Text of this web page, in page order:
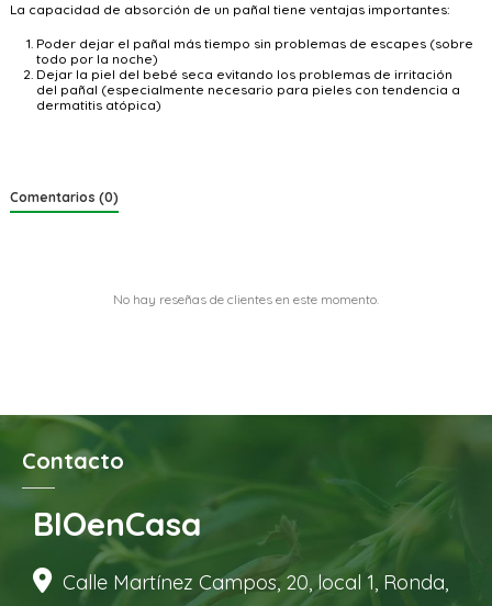
La capacidad de absorción de un pañal tiene ventajas importantes:
Poder dejar el pañal más tiempo sin problemas de escapes (sobre
todo por la noche)
Dejar la piel del bebé seca evitando los problemas de irritación
del pañal (especialmente necesario para pieles con tendencia a
dermatitis atópica)
Comentarios (0)
No hay reseñas de clientes en este momento.
Contacto
BIOenCasa
Calle Martínez Campos, 20, local 1, Ronda,